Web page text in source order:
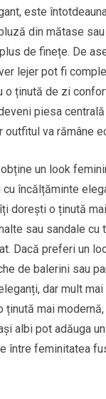
este
din mătase
de finețe. De
lejer pot fi
o ținută de zi
piesa centrală
outfitul va rămâne
un look
încălțăminte
dorești o ținută
sau sandale cu
Dacă preferi un
de balerini sau
dar mult
ținută mai
albi pot adăuga
între feminitatea